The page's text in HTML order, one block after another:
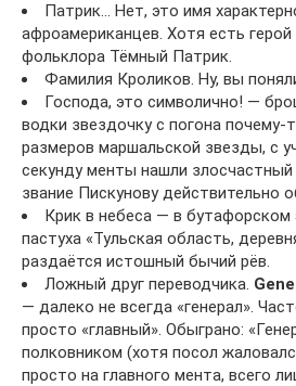
Патрик… Нет, это имя
афроамериканцев. Хотя есть герой
фольклора Тёмный Патрик.
Фамилия Кроликов. Ну, вы
Господа, это символично! —
водки звездочку с погона почему-
размеров маршальской звезды, с
секунду менты нашли
звание Пискунову действительно
Крик в небеса — в бутафорском
пастуха «Тульская область,
раздаётся истошный бычий рёв.
Ложный друг переводчика.
— далеко не всегда «генерал».
просто «главный». Обыграно:
полковником (хотя посол
просто на главного мента, всего